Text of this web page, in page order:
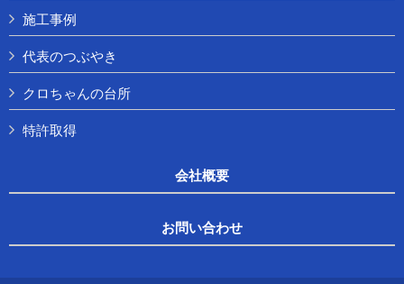
施工事例
代表のつぶやき
クロちゃんの台所
特許取得
会社概要
お問い合わせ